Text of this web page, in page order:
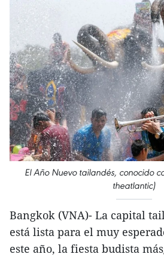
El Año Nuevo tailandés, conocido
theatlantic)
Bangkok (VNA)- La capital
está lista para el muy
este año, la fiesta budista